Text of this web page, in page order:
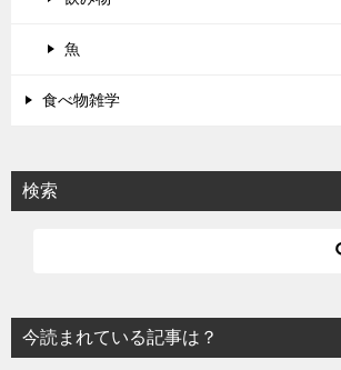
魚
食べ物雑学
検索
今読まれている記事は？